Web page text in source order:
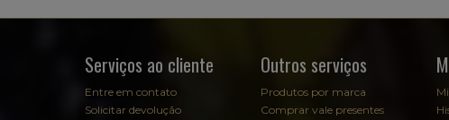
Serviços ao cliente
Entre em contato
Solicitar devolução
Outros serviços
Produtos por marca
Comprar vale presentes